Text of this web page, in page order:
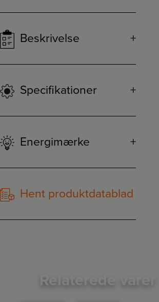
Beskrivelse
Specifikationer
Energimærke
Hent produktdatablad
Relaterede varer